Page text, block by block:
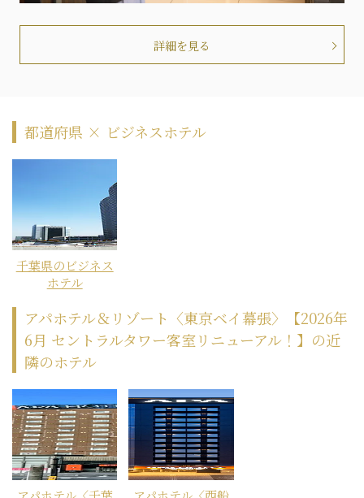
詳細を見る
都道府県 × ビジネスホテル
千葉県のビジネス
ホテル
アパホテル＆リゾート〈東京ベイ幕張〉【2026年
6月 セントラルタワー客室リニューアル！】の近
隣のホテル